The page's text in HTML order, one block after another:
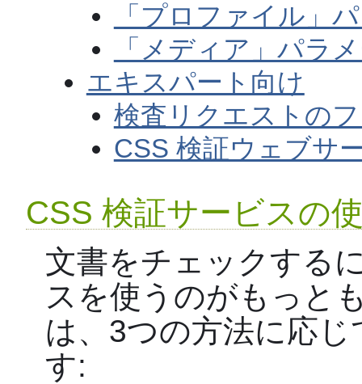
「プロファイル」
「メディア」パラ
エキスパート向け
検査リクエストの
CSS 検証ウェブサ
CSS 検証サービスの
文書をチェックする
スを使うのがもっと
は、3つの方法に応
す: